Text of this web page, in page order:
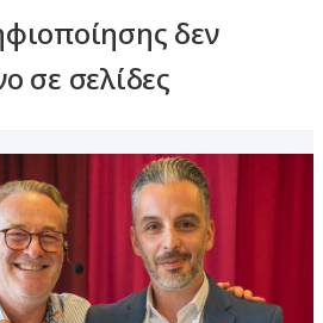
δεν
σε σελίδες